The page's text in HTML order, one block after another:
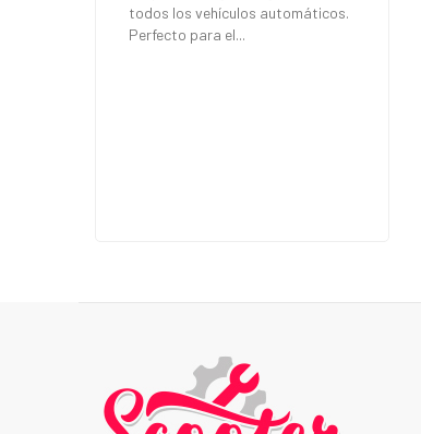
todos los vehículos automáticos.
Perfecto para el...